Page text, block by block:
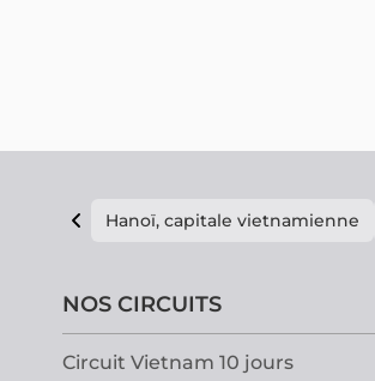
Hanoï, capitale vietnamienne
NOS CIRCUITS
Circuit Vietnam 10 jours